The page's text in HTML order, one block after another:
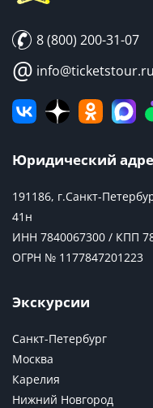
8 (800) 200-31-07
@ info@ticketstour.ru
Юридический
191186, г.Санкт-
41н
ИНН 7840067300 / КПП
ОГРН № 1177847201223
Экскурсии
Санкт-Петербург
Москва
Карелия
Нижний Новгород